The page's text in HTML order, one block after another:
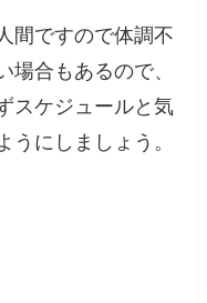
間ですので体調不
場合もあるので、
スケジュールと気
うにしましょう。